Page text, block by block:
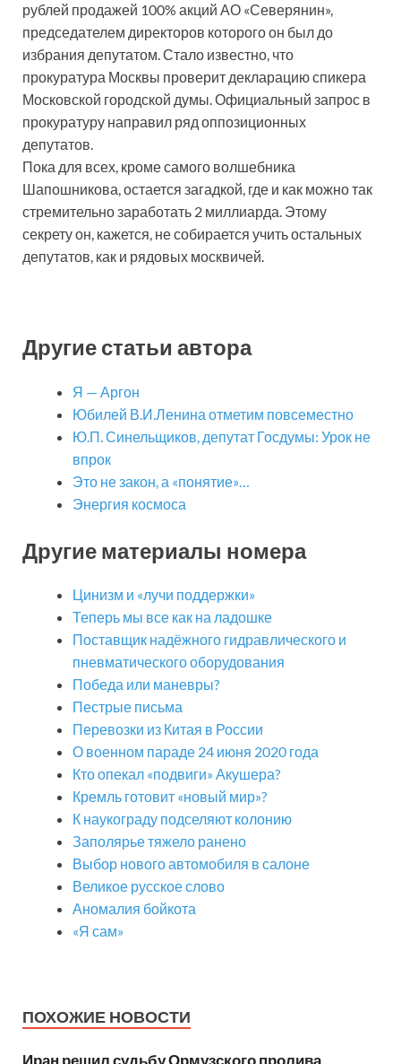
рублей продажей 100% акций АО «Северянин»,
председателем директоров которого он был до
избрания депутатом. Стало известно, что
прокуратура Москвы проверит декларацию спикера
Московской городской думы. Официальный запрос в
прокуратуру направил ряд оппозиционных
депутатов.
Пока для всех, кроме самого волшебника
Шапошникова, остается загадкой, где и как можно так
стремительно заработать 2 миллиарда. Этому
секрету он, кажется, не собирается учить остальных
депутатов, как и рядовых москвичей.
Другие статьи автора
Я — Аргон
Юбилей В.И.Ленина отметим повсеместно
Ю.П. Синельщиков, депутат Госдумы: Урок не
впрок
Это не закон, а «понятие»…
Энергия космоса
Другие материалы номера
Цинизм и «лучи поддержки»
Теперь мы все как на ладошке
Поставщик надёжного гидравлического и
пневматического оборудования
Победа или маневры?
Пестрые письма
Перевозки из Китая в России
О военном параде 24 июня 2020 года
Кто опекал «подвиги» Акушера?
Кремль готовит «новый мир»?
К наукограду подселяют колонию
Заполярье тяжело ранено
Выбор нового автомобиля в салоне
Великое русское слово
Аномалия бойкота
«Я сам»
ПОХОЖИЕ НОВОСТИ